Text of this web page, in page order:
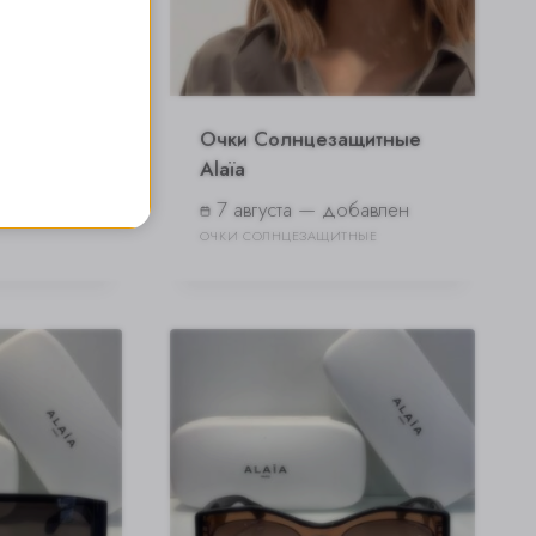
Очки Солнцезащитные
Alaïa
7 августа — добавлен
ОЧКИ СОЛНЦЕЗАЩИТНЫЕ